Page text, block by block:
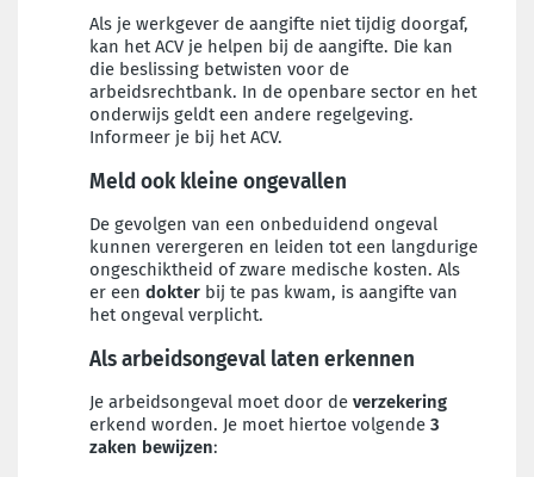
Als je werkgever de aangifte niet tijdig doorgaf,
kan het ACV je helpen bij de aangifte. Die kan
die beslissing betwisten voor de
arbeidsrechtbank. In de openbare sector en het
onderwijs geldt een andere regelgeving.
Informeer je bij het ACV.
Meld ook kleine ongevallen
De gevolgen van een onbeduidend ongeval
kunnen verergeren en leiden tot een langdurige
ongeschiktheid of zware medische kosten. Als
er een dokter bij te pas kwam, is aangifte van
het ongeval verplicht.
Als arbeidsongeval laten erkennen
Je arbeidsongeval moet door de verzekering
erkend worden. Je moet hiertoe volgende 3
zaken bewijzen: